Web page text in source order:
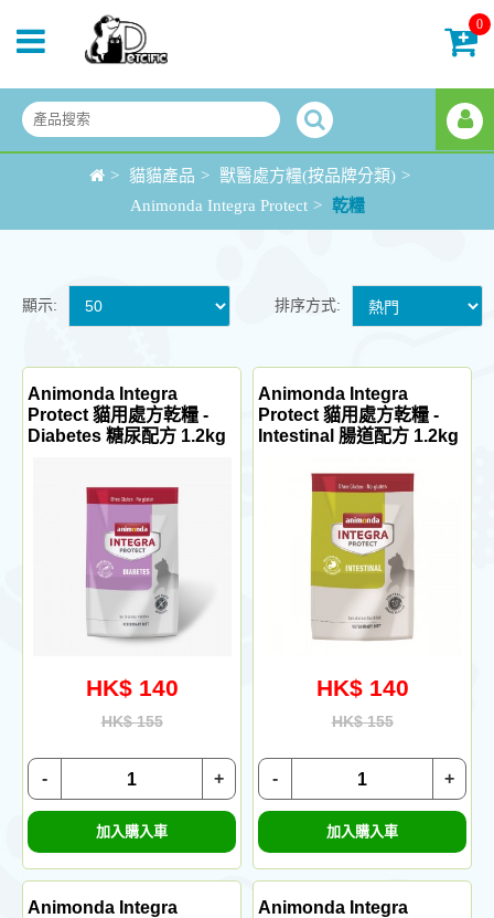
0
> 貓貓產品 > 獸醫處方糧(按品牌分類) >
Animonda Integra Protect > 乾糧
排序方式:
顯示:
Animonda Integra
Protect 貓用處方乾糧 -
Diabetes 糖尿配方 1.2kg
HK$ 140
HK$ 155
+
-
加入購入車
Animonda Integra
Protect 貓用處方乾糧 -
Intestinal 腸道配方 1.2kg
HK$ 140
HK$ 155
+
-
加入購入車
Animonda Integra
Animonda Integra